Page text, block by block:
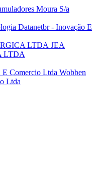
Moura S/a
Datanetbr - Inovação E
JEA
LTDA
Wobben
Ltda